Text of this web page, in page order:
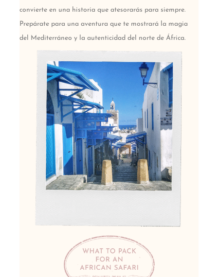
convierte en una historia que atesorarás para siempre.
Prepárate para una aventura que te mostrará la magia
del Mediterráneo y la autenticidad del norte de África.